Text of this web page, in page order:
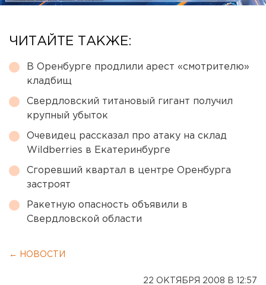
ЧИТАЙТЕ ТАКЖЕ:
В Оренбурге продлили арест «смотрителю»
кладбищ
Свердловский титановый гигант получил
крупный убыток
Очевидец рассказал про атаку на склад
Wildberries в Екатеринбурге
Сгоревший квартал в центре Оренбурга
застроят
Ракетную опасность объявили в
Свердловской области
← НОВОСТИ
22 ОКТЯБРЯ 2008 В 12:57